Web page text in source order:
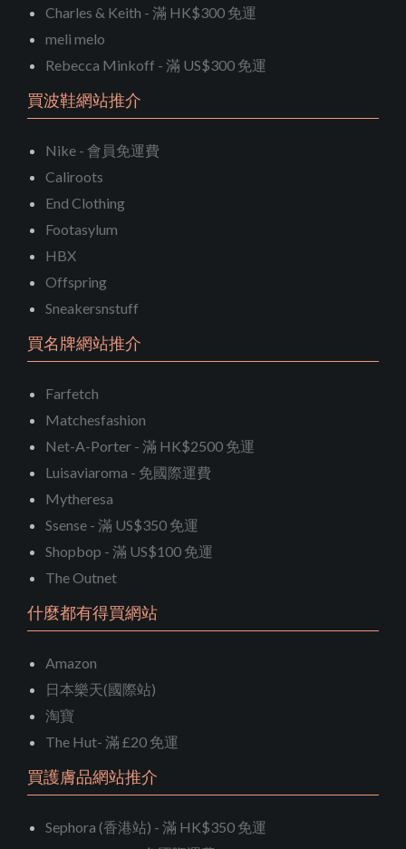
Charles & Keith - 滿 HK$300 免運
meli melo
Rebecca Minkoff - 滿 US$300 免運
買波鞋網站推介
Nike - 會員免運費
Caliroots
End Clothing
Footasylum
HBX
Offspring
Sneakersnstuff
買名牌網站推介
Farfetch
Matchesfashion
Net-A-Porter - 滿 HK$2500 免運
Luisaviaroma - 免國際運費
Mytheresa
Ssense - 滿 US$350 免運
Shopbop - 滿 US$100 免運
The Outnet
什麼都有得買網站
Amazon
日本樂天(國際站)
淘寶
The Hut- 滿 £20 免運
買護膚品網站推介
Sephora (香港站) - 滿 HK$350 免運